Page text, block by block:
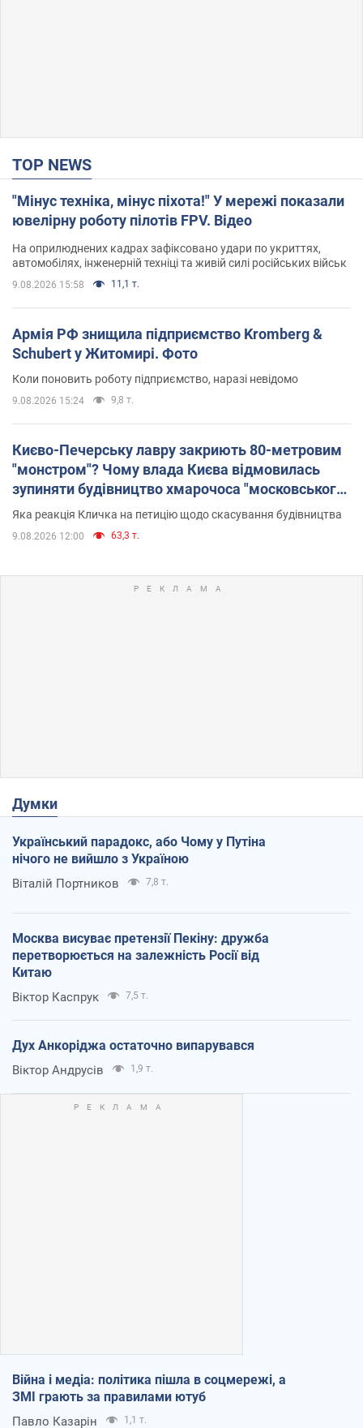
TOP NEWS
"Мінус техніка, мінус піхота!" У мережі показали
ювелірну роботу пілотів FPV. Відео
На оприлюднених кадрах зафіксовано удари по укриттях,
автомобілях, інженерній техніці та живій силі російських військ
9.08.2026 15:58 11,1 т.
Армія РФ знищила підприємство Kromberg &
Schubert у Житомирі. Фото
Коли поновить роботу підприємство, наразі невідомо
9.08.2026 15:24 9,8 т.
Києво-Печерську лавру закриють 80-метровим
"монстром"? Чому влада Києва відмовилась
зупиняти будівництво хмарочоса "московського
вірянина"
Яка реакція Кличка на петицію щодо скасування будівництва
9.08.2026 12:00 63,3 т.
Думки
Український парадокс, або Чому у Путіна
нічого не вийшло з Україною
Віталій Портников 7,8 т.
Москва висуває претензії Пекіну: дружба
перетворюється на залежність Росії від
Китаю
Віктор Каспрук 7,5 т.
Дух Анкоріджа остаточно випарувався
Віктор Андрусів 1,9 т.
Війна і медіа: політика пішла в соцмережі, а
ЗМІ грають за правилами ютуб
Павло Казарін 1,1 т.